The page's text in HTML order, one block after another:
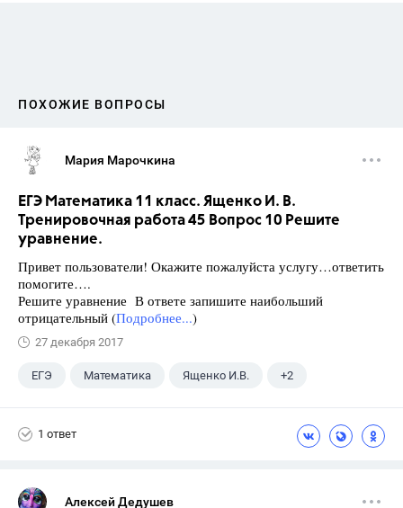
ПОХОЖИЕ ВОПРОСЫ
Мария Марочкина
ЕГЭ Математика 11 класс. Ященко И. В.
Тренировочная работа 45 Вопрос 10 Решите
уравнение.
Привет пользователи! Окажите пожалуйста услугу…ответить
помогите….
Решите уравнение В ответе запишите наибольший
отрицательный (Подробнее...)
27 декабря 2017
ЕГЭ Математика Ященко И.В. +2
1 ответ
Алексей Дедушев